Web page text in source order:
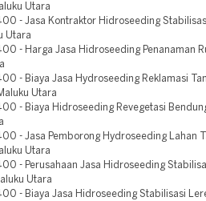
Utara
- Jasa Kontraktor Hidroseeding
Utara
- Harga Jasa Hidroseeding Penanaman
- Biaya Jasa Hydroseeding Reklamasi
Utara
- Biaya Hidroseeding Revegetasi
- Jasa Pemborong Hydroseeding Lahan
Utara
- Perusahaan Jasa Hidroseeding
Utara
- Biaya Jasa Hidroseeding Stabilisasi